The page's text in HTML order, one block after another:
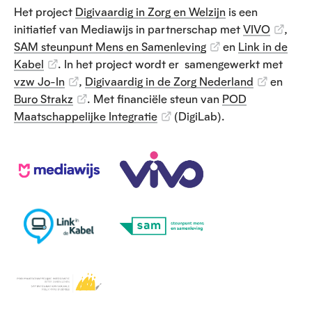
Het project Digivaardig in Zorg en Welzijn is een
initiatief van Mediawijs in partnerschap metVIVO
,
SAM steunpunt Mens en Samenleving
en Link in de
Kabel
. In het project wordt er samengewerkt met
vzw Jo-In
, Digivaardig in de Zorg Nederland
en
Buro Strakz
. Met financiële steun van POD
Maatschappelijke Integratie
(DigiLab).